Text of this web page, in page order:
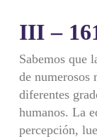
III –
Sabemos que
de numerosos
diferentes
humanos. La
percepción,